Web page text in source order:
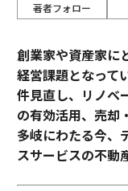
著者フォロー
創業家や資産家に
経営課題となって
件見直し、リノベ
の有効活用、売却
多岐にわたる今、
スサービスの不動